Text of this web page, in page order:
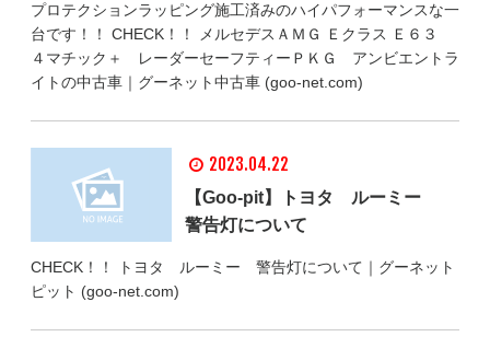
プロテクションラッピング施工済みのハイパフォーマンスな一
台です！！ CHECK！！ メルセデスＡＭＧ Ｅクラス Ｅ６３
４マチック＋ レーダーセーフティーＰＫＧ アンビエントラ
イトの中古車｜グーネット中古車 (goo-net.com)
2023.04.22
【Goo-pit】トヨタ ルーミー
警告灯について
CHECK！！ トヨタ ルーミー 警告灯について｜グーネット
ピット (goo-net.com)